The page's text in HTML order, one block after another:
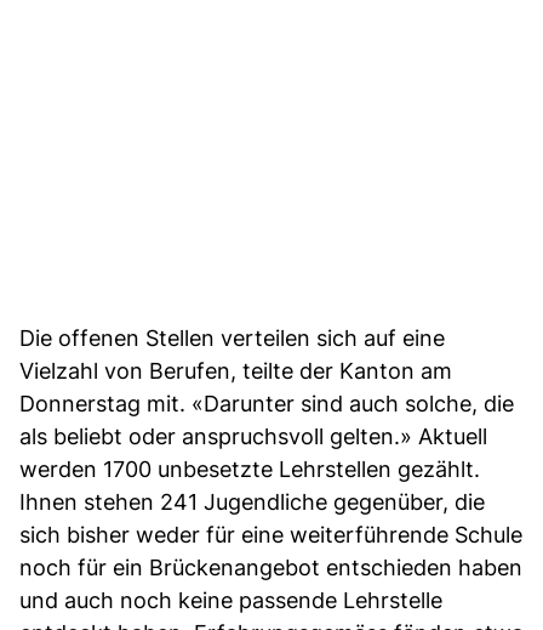
Die offenen Stellen verteilen sich auf eine
Vielzahl von Berufen, teilte der Kanton am
Donnerstag mit. «Darunter sind auch solche, die
als beliebt oder anspruchsvoll gelten.» Aktuell
werden 1700 unbesetzte Lehrstellen gezählt.
Ihnen stehen 241 Jugendliche gegenüber, die
sich bisher weder für eine weiterführende Schule
noch für ein Brückenangebot entschieden haben
und auch noch keine passende Lehrstelle